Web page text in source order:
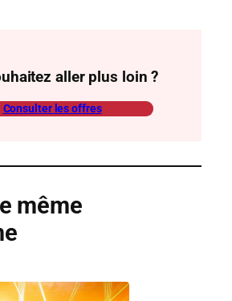
aller plus loin ?
Consulter les offres
même